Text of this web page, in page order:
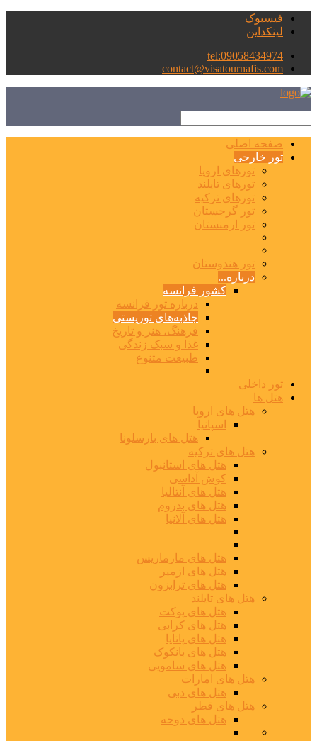
فیسبوک
لینکداین
tel:09058434974
contact@visatournafis.com
صفحه اصلی
تور خارجی
تورهای اروپا
تورهای تایلند
تورهای ترکیه
تور گرجستان
تور ارمنستان
تور هندوستان
درباره...
کشور فرانسه
درباره تور فرانسه
جاذبه‌های توریستی
فرهنگ، هنر و تاریخ
غذا و سبک زندگی
طبیعت متنوع
تور داخلی
هتل ها
هتل های اروپا
اسپانیا
هتل های بارسلونا
هتل های ترکیه
هتل های استانبول
کوش آداسی
هتل های آنتالیا
هتل های بدروم
هتل های آلانیا
هتل های مارماریس
هتل های ازمیر
هتل های ترابزون
هتل های تایلند
هتل های پوکت
هتل های کرابی
هتل های پاتایا
هتل های بانکوک
هتل های سامویی
هتل های امارات
هتل های دبی
هتل های قطر
هتل های دوحه